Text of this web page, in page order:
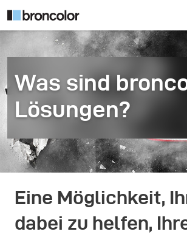
Was sind
Lösungen?
Eine Möglichkeit,
dabei zu helfen,